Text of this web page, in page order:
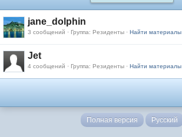
jane_dolphin
3 сообщений · Группа: Резиденты · Найти материалы
Jet
4 сообщений · Группа: Резиденты · Найти материалы
Полная версия Русский